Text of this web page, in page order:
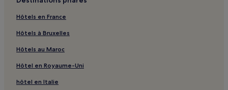
Ait Tamlil : hôtels
Tamda Noumercid : hôtels
Ait Mazigh : hôtels
Bzou : hôtels
Hôtels en France
Hôtels à Bruxelles
Hôtels au Maroc
Hôtel en Royaume-Uni
hôtel en Italie